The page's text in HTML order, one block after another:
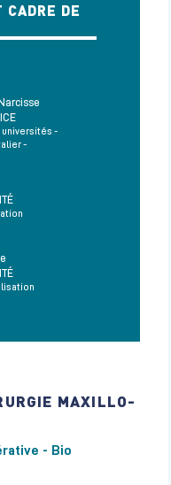
CADRE DE
-
-
MAXILLO-
- Bio